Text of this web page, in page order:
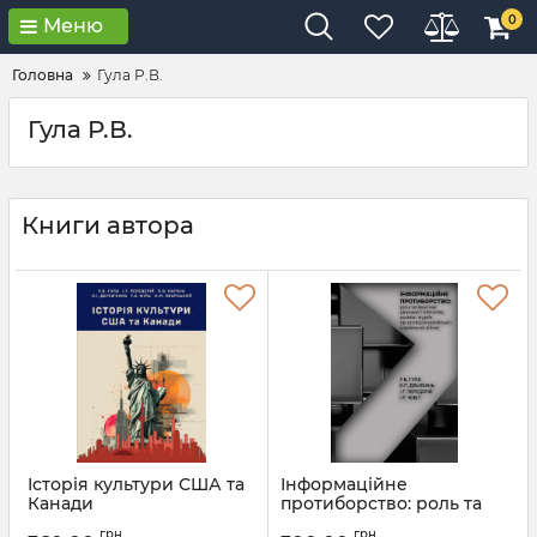
Меню 0
Головна Гула Р.В.
Гула Р.В.
Книги автора
Історія культури США та
Канади
Інформаційне
протиборство: роль та